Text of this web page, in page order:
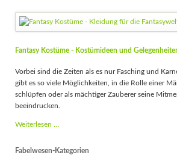
Fantasy Kostüme - Kostümideen und
Vorbei sind die Zeiten als es nur Fasching und
gibt es so viele Möglichkeiten, in die Rolle einer
schlüpfen oder als mächtiger Zauberer seine
beeindrucken.
Weiterlesen …
-
Fabelwesen-Kategorien